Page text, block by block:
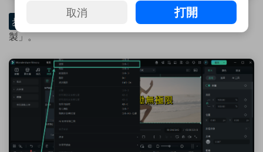
步驟五：
右鍵點擊影片素材（「影片 1」），選擇「複
製」。
取消 打開